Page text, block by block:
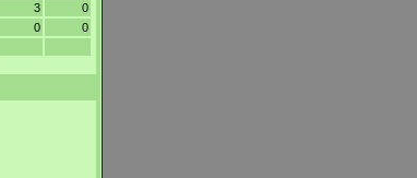
3
0
0
0